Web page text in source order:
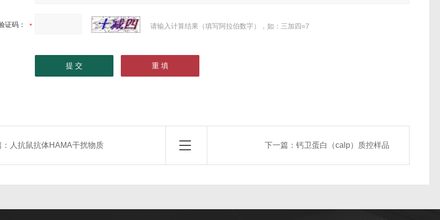
证码： 请输入计算结果（填写阿拉伯数字），如：三加四=7
人抗鼠抗体HAMA干扰物质 下一篇： 钙卫蛋白（calp）质控样品